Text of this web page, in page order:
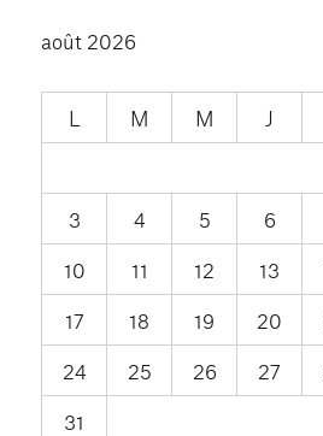
août 2026
L M M J
3
4 5 6
10
11 12 13
17
18 19 20
24
25 26 27
31